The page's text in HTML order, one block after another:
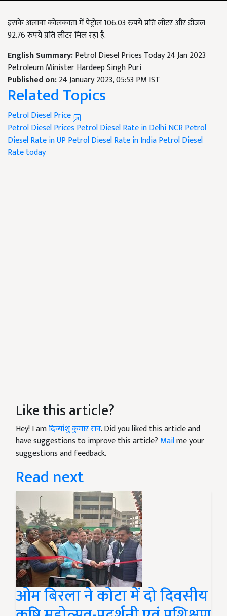
इसके अलावा कोलकाता में पेट्रोल 106.03 रुपये प्रति लीटर और डीजल
92.76 रुपये प्रति लीटर मिल रहा है.
English Summary:Petrol Diesel Prices Today 24 Jan 2023
Petroleum Minister Hardeep Singh Puri
Published on:24 January 2023, 05:53 PM IST
Related Topics
Petrol Diesel Price
Petrol Diesel Prices Petrol Diesel Rate in Delhi NCRPetrol
Diesel Rate in UPPetrol Diesel Rate in IndiaPetrol Diesel
Rate today
Like this article?
Hey! I amदिव्यांशु कुमार राव. Did you liked this article and
have suggestions to improve this article? Mailme your
suggestions and feedback.
Read next
ओम बिरला ने कोटा में दो दिवसीय